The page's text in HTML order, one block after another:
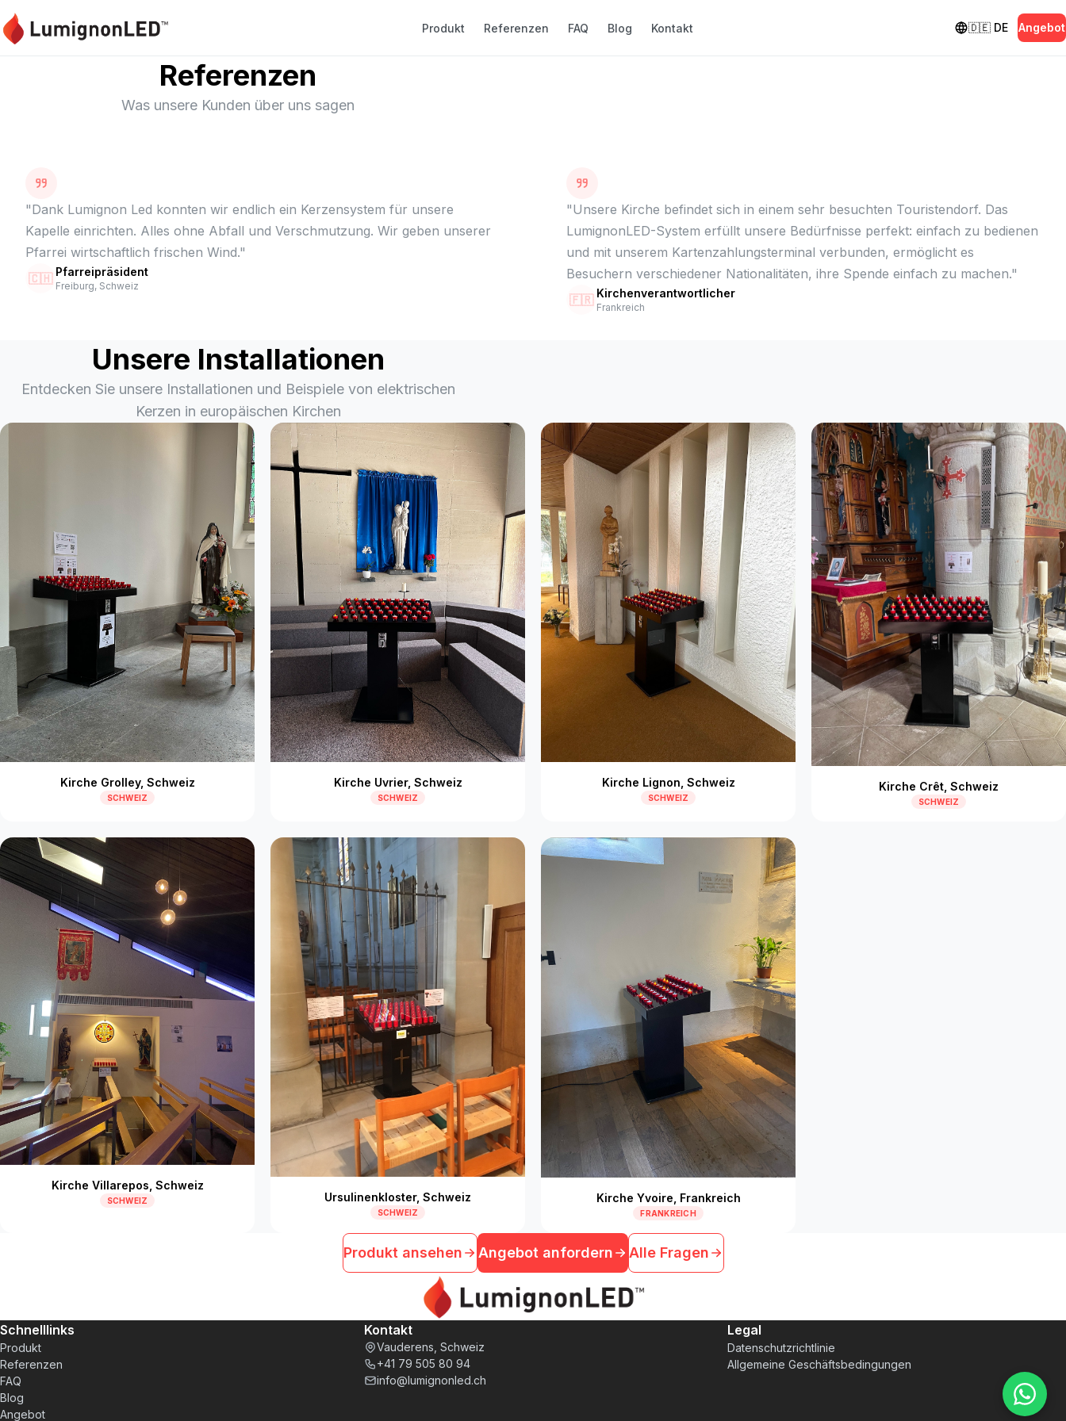
Produkt Referenzen FAQ Blog Kontakt 🇩🇪 DE Angebot
Referenzen
Was unsere Kunden über uns sagen
"Dank Lumignon Led konnten wir endlich ein Kerzensystem für unsere
Kapelle einrichten. Alles ohne Abfall und Verschmutzung. Wir geben unserer
Pfarrei wirtschaftlich frischen Wind."
🇨🇭 Pfarreipräsident
Freiburg, Schweiz
"Unsere Kirche befindet sich in einem sehr besuchten Touristendorf. Das
LumignonLED-System erfüllt unsere Bedürfnisse perfekt: einfach zu bedienen
und mit unserem Kartenzahlungsterminal verbunden, ermöglicht es
Besuchern verschiedener Nationalitäten, ihre Spende einfach zu machen."
🇫🇷 Kirchenverantwortlicher
Frankreich
Unsere Installationen
Entdecken Sie unsere Installationen und Beispiele von elektrischen
Kerzen in europäischen Kirchen
Kirche Grolley, Schweiz
SCHWEIZ
Kirche Uvrier, Schweiz
SCHWEIZ
Kirche Lignon, Schweiz
SCHWEIZ
Kirche Crêt, Schweiz
SCHWEIZ
Kirche Villarepos, Schweiz
SCHWEIZ Ursulinenkloster, Schweiz
SCHWEIZ
Kirche Yvoire, Frankreich
FRANKREICH
Produkt ansehen Angebot anfordern Alle Fragen
Schnelllinks
Produkt
Referenzen
FAQ
Blog
Angebot
Kontakt
Vauderens, Schweiz
+41 79 505 80 94
info@lumignonled.ch
Legal
Datenschutzrichtlinie
Allgemeine Geschäftsbedingungen